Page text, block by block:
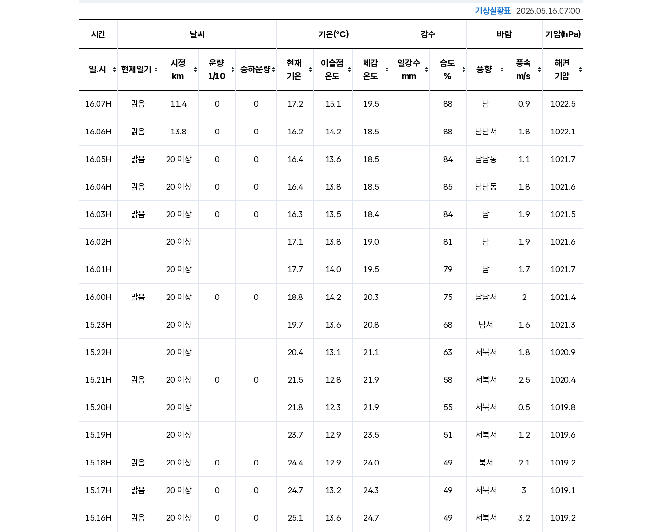
기상실황표 2026.05.16.07:00
시간 날씨 기온(℃) 강수 바람 기압(hPa)
일.시 현재일기
시정
km
운량
1/10
중하운량
현재
기온
이슬점
온도
체감
온도
일강수
mm
습도
%
풍향
풍속
m/s
해면
기압
16.07H 맑음 11.4 0 0 17.2 15.1 19.5 88 남 0.9 1022.5
16.06H 맑음 13.8 0 0 16.2 14.2 18.5 88 남남서 1.8 1022.1
16.05H 맑음 20 이상 0 0 16.4 13.6 18.5 84 남남동 1.1 1021.7
16.04H 맑음 20 이상 0 0 16.4 13.8 18.5 85 남남동 1.8 1021.6
16.03H 맑음 20 이상 0 0 16.3 13.5 18.4 84 남 1.9 1021.5
16.02H 20 이상 17.1 13.8 19.0 81 남 1.9 1021.6
16.01H 20 이상 17.7 14.0 19.5 79 남 1.7 1021.7
16.00H 맑음 20 이상 0 0 18.8 14.2 20.3 75 남남서 2 1021.4
15.23H 20 이상 19.7 13.6 20.8 68 남서 1.6 1021.3
15.22H 20 이상 20.4 13.1 21.1 63 서북서 1.8 1020.9
15.21H 맑음 20 이상 0 0 21.5 12.8 21.9 58 서북서 2.5 1020.4
15.20H 20 이상 21.8 12.3 21.9 55 서북서 0.5 1019.8
15.19H 20 이상 23.7 12.9 23.5 51 서북서 1.2 1019.6
15.18H 맑음 20 이상 0 0 24.4 12.9 24.0 49 북서 2.1 1019.2
15.17H 맑음 20 이상 0 0 24.7 13.2 24.3 49 서북서 3 1019.1
15.16H 맑음 20 이상 0 0 25.1 13.6 24.7 49 서북서 3.2 1019.2